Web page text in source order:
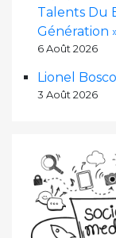
Talents Du
Génération
6 Août 2026
Lionel
3 Août 2026